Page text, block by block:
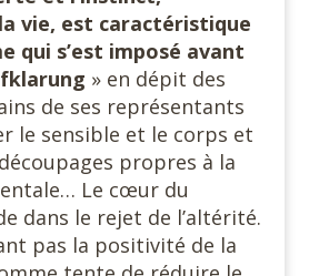
vie, est caractéristique
qui s’est imposé avant
» en dépit des
de ses représentants
le sensible et le corps et
propres à la
Le cœur du
dans le rejet de l’altérité.
pas la positivité de la